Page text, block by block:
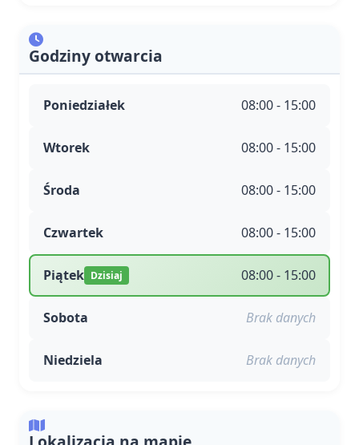
Godziny otwarcia
Poniedziałek 08:00 - 15:00
Wtorek 08:00 - 15:00
Środa 08:00 - 15:00
Czwartek 08:00 - 15:00
Piątek Dzisiaj 08:00 - 15:00
Sobota Brak danych
Niedziela Brak danych